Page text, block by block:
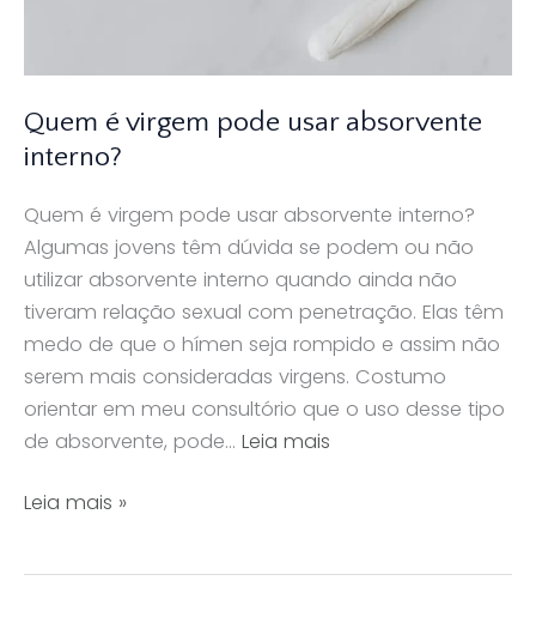
Quem é virgem pode usar absorvente
interno?
Quem é virgem pode usar absorvente interno?
Algumas jovens têm dúvida se podem ou não
utilizar absorvente interno quando ainda não
tiveram relação sexual com penetração. Elas têm
medo de que o hímen seja rompido e assim não
serem mais consideradas virgens. Costumo
orientar em meu consultório que o uso desse tipo
de absorvente, pode… Leia mais
Quem
Leia mais »